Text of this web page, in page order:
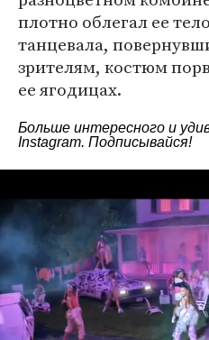
плотно облегал ее
танцевала,
зрителям, костюм
ее ягодицах.
Больше интересного и
Instagram. Подписывайся!